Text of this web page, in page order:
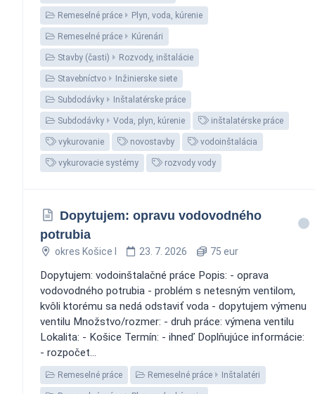
Remeselné práce Plyn, voda, kúrenie
Remeselné práce Kúrenári
Stavby (časti) Rozvody, inštalácie
Stavebníctvo Inžinierske siete
Subdodávky Inštalatérske práce
Subdodávky Voda, plyn, kúrenie inštalatérske práce
vykurovanie novostavby vodoinštalácia
vykurovacie systémy rozvody vody
Dopytujem: opravu vodovodného
potrubia
okres Košice I 23. 7. 2026 75 eur
Dopytujem: vodoinštalačné práce Popis: - oprava
vodovodného potrubia - problém s netesným ventilom,
kvôli ktorému sa nedá odstaviť voda - dopytujem výmenu
ventilu Množstvo/rozmer: - druh práce: výmena ventilu
Lokalita: - Košice Termín: - ihneď Doplňujúce informácie:
- rozpočet...
Remeselné práce Remeselné práce Inštalatéri